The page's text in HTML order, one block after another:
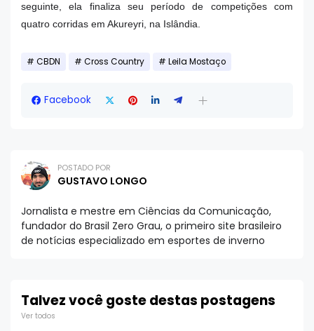
seguinte, ela finaliza seu período de competições com
quatro corridas em Akureyri, na Islândia.
CBDN Cross Country Leila Mostaço
Facebook
POSTADO POR
GUSTAVO LONGO
Jornalista e mestre em Ciências da Comunicação,
fundador do Brasil Zero Grau, o primeiro site brasileiro
de notícias especializado em esportes de inverno
Talvez você goste destas postagens
Ver todos